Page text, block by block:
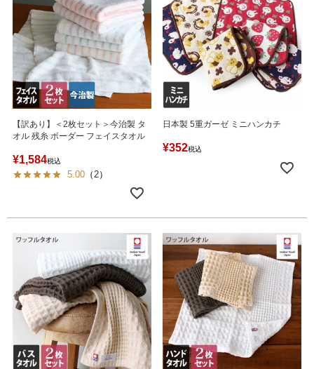
【訳あり】＜2枚セット＞今治製 タ
オル 残糸 ボーダー フェイスタオル
¥1,584税込
5.00 （ 2）
日本製 5重ガーゼ ミニハンカチ
¥352税込